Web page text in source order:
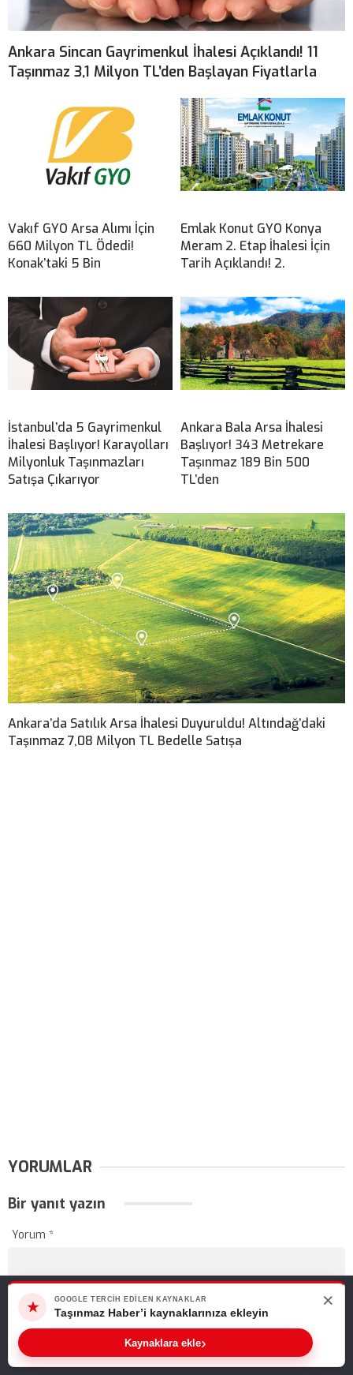
Ankara Sincan Gayrimenkul İhalesi Açıklandı! 11
Taşınmaz 3,1 Milyon TL’den Başlayan Fiyatlarla
Vakıf GYO Arsa Alımı İçin
660 Milyon TL Ödedi!
Konak’taki 5 Bin
Emlak Konut GYO Konya
Meram 2. Etap İhalesi İçin
Tarih Açıklandı! 2.
İstanbul’da 5 Gayrimenkul
İhalesi Başlıyor! Karayolları
Milyonluk Taşınmazları
Satışa Çıkarıyor
Ankara Bala Arsa İhalesi
Başlıyor! 343 Metrekare
Taşınmaz 189 Bin 500
TL’den
Ankara’da Satılık Arsa İhalesi Duyuruldu! Altındağ’daki
Taşınmaz 7,08 Milyon TL Bedelle Satışa
YORUMLAR
Bir yanıt yazın
Yorum *
Ad E-posta
Web sitemizde size en iyi deneyimi sunabilmemiz için çerezleri
kullanıyoruz. Bu siteyi kullanmaya devam ederseniz, bunu kabul
ettiğinizi varsayarız.
Tamam
★
GOOGLE TERCIH EDILEN KAYNAKLAR
Taşınmaz Haber’i kaynaklarınıza ekleyin
Kaynaklara ekle›
×